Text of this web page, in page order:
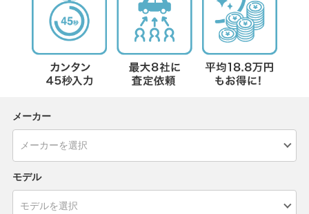
メーカー
モデル